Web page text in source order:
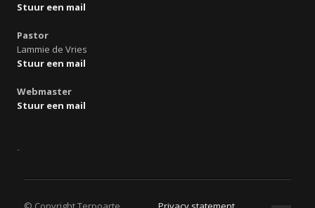
Stuur een mail
Pastor
Lammie de Vries
Stuur een mail
Webmaster
Stuur een mail